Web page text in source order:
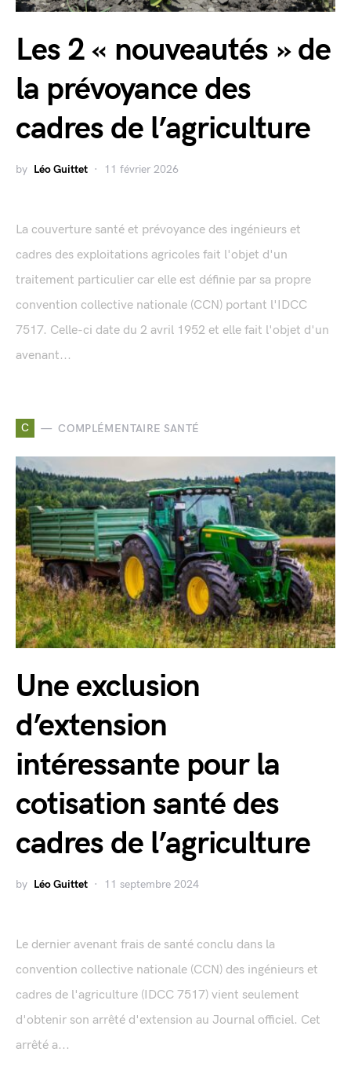
Les 2 « nouveautés » de
la prévoyance des
cadres de l’agriculture
by Léo Guittet 11 février 2026
La couverture santé et prévoyance des ingénieurs et
cadres des exploitations agricoles fait l'objet d'un
traitement particulier car elle est définie par sa propre
convention collective nationale (CCN) portant l'IDCC
7517. Celle-ci date du 2 avril 1952 et elle fait l'objet d'un
avenant...
C COMPLÉMENTAIRE SANTÉ
Une exclusion
d’extension
intéressante pour la
cotisation santé des
cadres de l’agriculture
by Léo Guittet 11 septembre 2024
Le dernier avenant frais de santé conclu dans la
convention collective nationale (CCN) des ingénieurs et
cadres de l'agriculture (IDCC 7517) vient seulement
d'obtenir son arrêté d'extension au Journal officiel. Cet
arrêté a...